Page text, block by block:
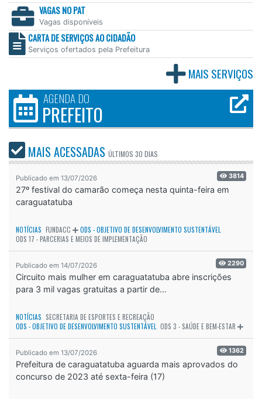
VAGAS NO PAT
Vagas disponíveis
CARTA DE SERVIÇOS AO CIDADÃO
Serviços ofertados pela Prefeitura
MAIS SERVIÇOS
AGENDA DO
PREFEITO
MAIS ACESSADAS ÚLTIMOS 30 DIAS
Publicado em 13/07/2026 3814
27º festival do camarão começa nesta quinta-feira em
caraguatatuba
NOTÍCIAS FUNDACC
ODS - OBJETIVO DE DESENVOLVIMENTO SUSTENTÁVEL
ODS 17 - PARCERIAS E MEIOS DE IMPLEMENTAÇÃO
Publicado em 14/07/2026 2290
Circuito mais mulher em caraguatatuba abre inscrições
para 3 mil vagas gratuitas a partir de...
NOTÍCIAS SECRETARIA DE ESPORTES E RECREAÇÃO
ODS - OBJETIVO DE DESENVOLVIMENTO SUSTENTÁVEL ODS 3 - SAÚDE E BEM-ESTAR
Publicado em 13/07/2026 1362
Prefeitura de caraguatatuba aguarda mais aprovados do
concurso de 2023 até sexta-feira (17)